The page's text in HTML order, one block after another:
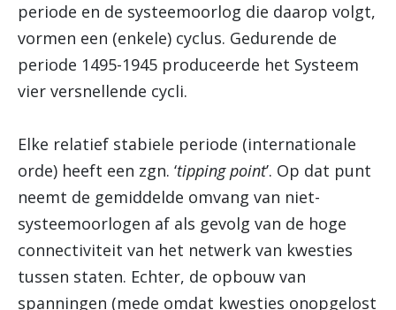
periode en de systeemoorlog die daarop volgt,
vormen een (enkele) cyclus. Gedurende de
periode 1495-1945 produceerde het Systeem
vier versnellende cycli.
Elke relatief stabiele periode (internationale
orde) heeft een zgn. ‘tipping point’. Op dat punt
neemt de gemiddelde omvang van niet-
systeemoorlogen af als gevolg van de hoge
connectiviteit van het netwerk van kwesties
tussen staten. Echter, de opbouw van
spanningen (mede omdat kwesties onopgelost